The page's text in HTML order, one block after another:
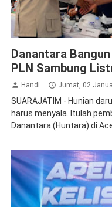
Danantara
PLN Sambung
Handi Jumat, 02
SUARAJATIM - Hunian
harus menyala. Itulah
Danantara (Huntara) di